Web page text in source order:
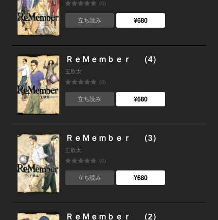
(0)
立ち読み ¥680
ＲｅＭｅｍｂｅｒ （4）
王欣太
(0)
立ち読み ¥680
ＲｅＭｅｍｂｅｒ （3）
王欣太
(0)
立ち読み ¥680
ＲｅＭｅｍｂｅｒ （2）